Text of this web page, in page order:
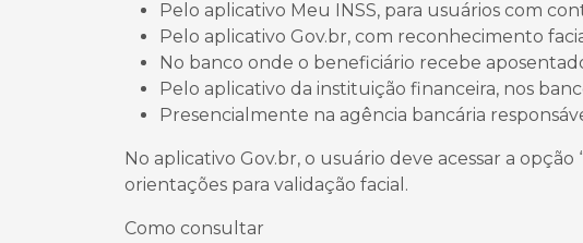
Pelo aplicativo Meu INSS, para usuários com
Pelo aplicativo Gov.br, com reconhecimento
No banco onde o beneficiário recebe
Pelo aplicativo da instituição financeira, nos
Presencialmente na agência bancária
No aplicativo Gov.br, o usuário deve acessar a
orientações para validação facial.
Como consultar